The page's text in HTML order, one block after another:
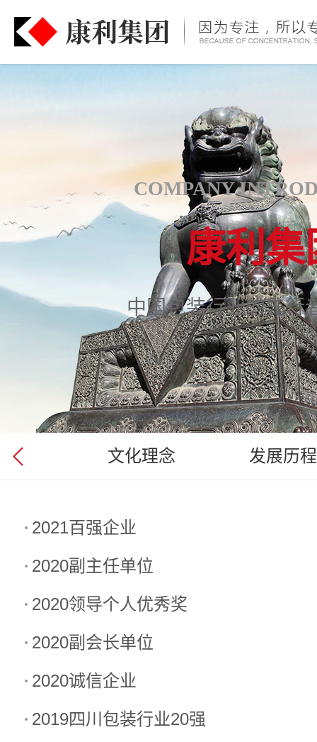
COMPANY
康利集
中国包装行业的先行
介 文化理念 发展历程
2021百强企业
2020副主任单位
2020领导个人优秀奖
2020副会长单位
2020诚信企业
2019四川包装行业20强